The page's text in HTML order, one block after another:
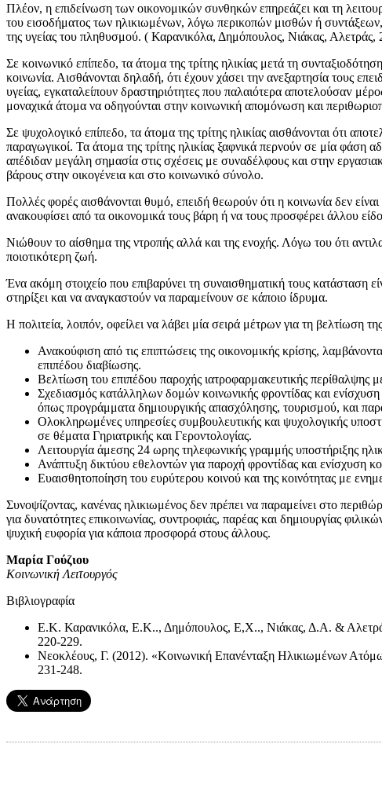
Πλέον, η επιδείνωση των οικονομικών συνθηκών επηρεάζει και τη
του εισοδήματος των ηλικιωμένων, λόγω περικοπών μισθών ή
της υγείας του πληθυσμού. ( Καρανικόλα, Δημόπουλος, Νιάκας, Αλετράς,
Σε κοινωνικό επίπεδο, τα άτομα της τρίτης ηλικίας μετά τη
κοινωνία. Αισθάνονται δηλαδή, ότι έχουν χάσει την ανεξαρτησία τους
υγείας, εγκαταλείπουν δραστηριότητες που παλαιότερα αποτελούσαv
μοναχικά άτομα να οδηγούνται στην κοινωνική απομόνωση και
Σε ψυχολογικό επίπεδο, τα άτομα της τρίτης ηλικίας αισθάνονται ότι
παραγωγικοί. Τα άτομα της τρίτης ηλικίας ξαφνικά περνούν σε μία φάση
απέδιδαν μεγάλη σημασία στις σχέσεις με συναδέλφους και στην
βάρους στην οικογένεια και στο κοινωνικό σύνολο.
Πολλές φορές αισθάνονται θυμό, επειδή θεωρούν ότι η κοινωνία δεν
ανακουφίσει από τα οικονομικά τους βάρη ή να τους προσφέρει άλλου
Νιώθουν το αίσθημα της ντροπής αλλά και της ενοχής. Λόγω του ότι
ποιοτικότερη ζωή.
Ένα ακόμη στοιχείο που επιβαρύνει τη συναισθηματική τους κατάσταση
στηρίξει και να αναγκαστούν να παραμείνουν σε κάποιο ίδρυμα.
Η πολιτεία, λοιπόν, οφείλει να λάβει μία σειρά μέτρων για τη βελτίωση
Ανακούφιση από τις επιπτώσεις της οικονομικής κρίσης,
επιπέδου διαβίωσης.
Βελτίωση του επιπέδου παροχής ιατροφαρμακευτικής
Σχεδιασμός κατάλληλων δομών κοινωνικής φροντίδας και
όπως προγράμματα δημιουργικής απασχόλησης, τουρισμού, και
Ολοκληρωμένες υπηρεσίες συμβουλευτικής και ψυχολογικής
σε θέματα Γηριατρικής και Γεροντολογίας.
Λειτουργία άμεσης 24 ωρης τηλεφωνικής γραμμής υποστήριξης
Ανάπτυξη δικτύου εθελοντών για παροχή φροντίδας και ενίσχυση
Ευαισθητοποίηση του ευρύτερου κοινού και της κοινότητας με
Συνοψίζοντας, κανένας ηλικιωμένος δεν πρέπει να παραμείνει στο
για δυνατότητες επικοινωνίας, συντροφιάς, παρέας και δημιουργίας
ψυχική ευφορία για κάποια προσφορά στους άλλους.
Μαρία Γούζιου
Κοινωνική Λειτουργός
Βιβλιογραφία
Ε.Κ. Καρανικόλα, Ε.Κ.., Δημόπουλος, Ε,Χ.., Νιάκας, Δ.Α. & Αλετράς,
220-229.
Νεοκλέους, Γ. (2012). «Κοινωνική Επανένταξη Ηλικιωμένων
231-248.